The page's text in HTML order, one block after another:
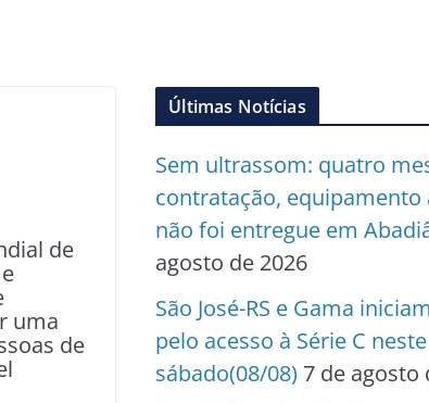
de
uma
de
Últimas Notícias
Sem ultrassom: quatro
contratação, equipamento
não foi entregue em
agosto de 2026
São José-RS e Gama
pelo acesso à Série C neste
sábado(08/08) 7 de agosto